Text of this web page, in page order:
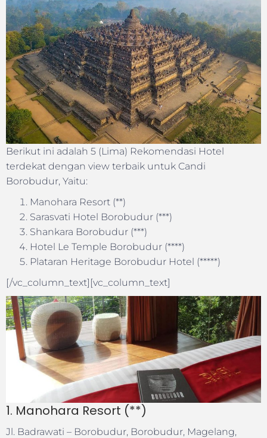
Berikut ini adalah 5 (Lima) Rekomendasi Hotel
terdekat dengan view terbaik untuk Candi
Borobudur, Yaitu:
Manohara Resort (**)
Sarasvati Hotel Borobudur (***)
Shankara Borobudur (***)
Hotel Le Temple Borobudur (****)
Plataran Heritage Borobudur Hotel (*****)
[/vc_column_text][vc_column_text]
1. Manohara Resort (**)
Jl. Badrawati – Borobudur, Borobudur, Magelang,